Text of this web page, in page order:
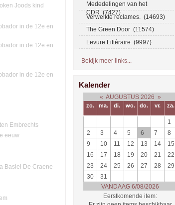
Joods kind
in de 12e en
in de 12e en
in de 12e en
Embrechts
eeuw
Basiel De Craene
Mededelingen van het
CDR (7427)
Verwelkte reclames. (14693)
The Green Door (11574)
Levure Littéraire (9997)
Bekijk meer links...
Kalender
« AUGUSTUS 2026 »
zo. ma. di. wo. do. vr. za.
1
2
3 4 5 6 7
8
9
10 11 12 13 14
15
16
17 18 19 20 21
22
23
24 25 26 27 28
29
30
31
VANDAAG 6/08/2026
Eerstkomende item: